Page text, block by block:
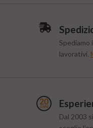
lavorativi.
Dal 2003